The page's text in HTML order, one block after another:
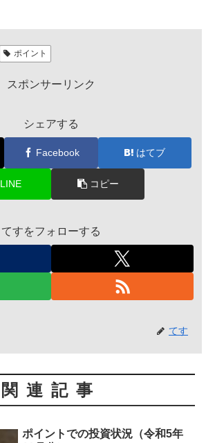
ポイント
スポンサーリンク
シェアする
Facebook はてブ
LINE コピー
てすをフォローする
てす
関連記事
ポイントでの投資状況（令和5年